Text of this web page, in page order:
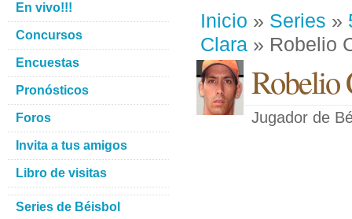
Inicio » Series »
Clara » Robelio
Robelio
Jugador de
En vivo!!!
Concursos
Encuestas
Pronósticos
Foros
Invita a tus amigos
Libro de visitas
Series de Béisbol